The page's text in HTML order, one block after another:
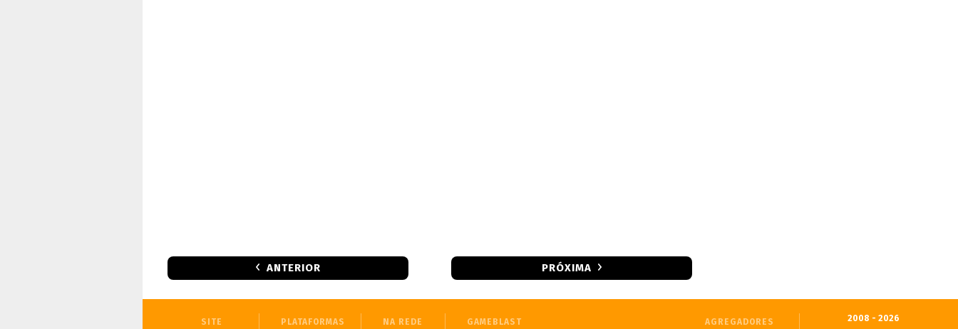
ANTERIOR PRÓXIMA
SITE PLATAFORMAS NA REDE GAMEBLAST 2008 - 2026
AGREGADORES